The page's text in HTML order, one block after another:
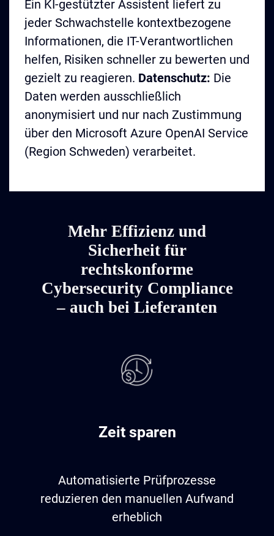
Ein KI-gestützter Assistent liefert zu
jeder Schwachstelle kontextbezogene
Informationen, die IT-Verantwortlichen
helfen, Risiken schneller zu bewerten und
gezielt zu reagieren. Datenschutz: Die
Daten werden ausschließlich
anonymisiert und nur nach Zustimmung
über den Microsoft Azure OpenAI Service
(Region Schweden) verarbeitet.
Mehr Effizienz und
Sicherheit für
rechtskonforme
Cybersecurity Compliance
– auch bei Lieferanten
Zeit sparen
Automatisierte Prüfprozesse
reduzieren den manuellen Aufwand
erheblich